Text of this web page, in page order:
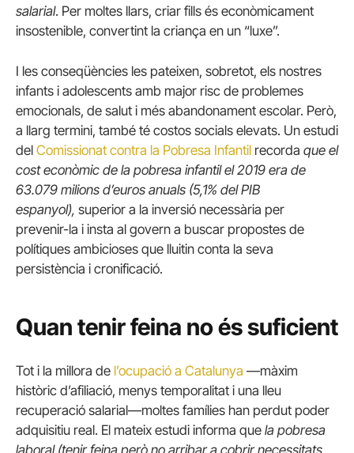
salarial. Per moltes llars, criar fills és econòmicament
insostenible, convertint la criança en un “luxe”.
I les conseqüències les pateixen, sobretot, els nostres
infants i adolescents amb major risc de problemes
emocionals, de salut i més abandonament escolar. Però,
a llarg termini, també té costos socials elevats. Un estudi
del Comissionat contra la Pobresa Infantil recorda que el
cost econòmic de la pobresa infantil el 2019 era de
63.079 milions d’euros anuals (5,1% del PIB
espanyol), superior a la inversió necessària per
prevenir-la i insta al govern a buscar propostes de
polítiques ambicioses que lluitin conta la seva
persistència i cronificació.
Quan tenir feina no és suficient
Tot i la millora de l’ocupació a Catalunya —màxim
històric d’afiliació, menys temporalitat i una lleu
recuperació salarial—moltes famílies han perdut poder
adquisitiu real. El mateix estudi informa que la pobresa